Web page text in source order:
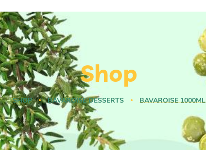
Shop
SHOP BAVAROISE DESSERTS BAVAROISE 1000ML